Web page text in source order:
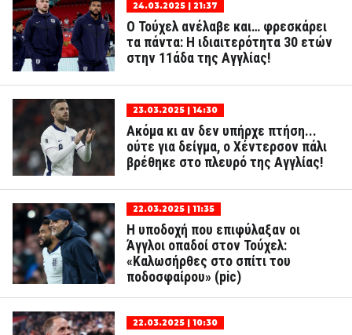
24.03.2025 | 21:37
Ο Τούχελ ανέλαβε και… φρεσκάρει
τα πάντα: Η ιδιαιτερότητα 30 ετών
στην 11άδα της Αγγλίας!
23.03.2025 | 14:30
Ακόμα κι αν δεν υπήρχε πτήση...
ούτε για δείγμα, ο Χέντερσον πάλι
βρέθηκε στο πλευρό της Αγγλίας!
22.03.2025 | 11:35
Η υποδοχή που επιφύλαξαν οι
Άγγλοι οπαδοί στον Τούχελ:
«Καλωσήρθες στο σπίτι του
ποδοσφαίρου» (pic)
22.03.2025 | 10:30